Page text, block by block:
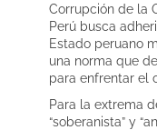
Corrupción de la
Perú busca
Estado peruano
una norma que
para enfrentar el
Para la extrema
“soberanista” y